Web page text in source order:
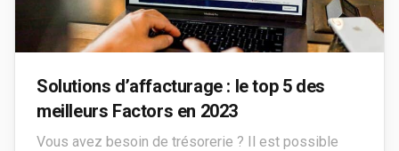
Solutions d’affacturage : le top 5 des
meilleurs Factors en 2023
Vous avez besoin de trésorerie ? Il est possible